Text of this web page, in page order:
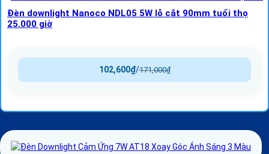
Đèn downlight Nanoco NDL05 5W lỗ cắt 90mm tuổi thọ
25.000 giờ
171,000₫
/
102,600₫